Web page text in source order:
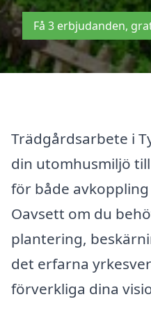
Få 3 erbjudanden,
Trädgårdsarbete i
din utomhusmiljö
för både
Oavsett om du
plantering,
det erfarna
förverkliga dina